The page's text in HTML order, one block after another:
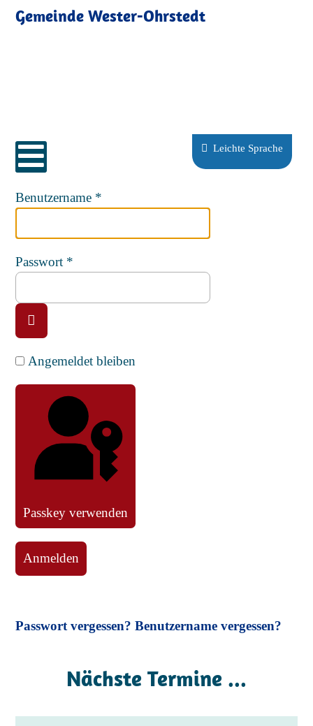
Gemeinde Wester-Ohrstedt
Sprache auswählen
Leichte Sprache
Benutzername *
Passwort *
Passwort anzeigen
Angemeldet bleiben
Passkey verwenden
Anmelden
Passwort vergessen?Benutzername vergessen?
Nächste Termine ...